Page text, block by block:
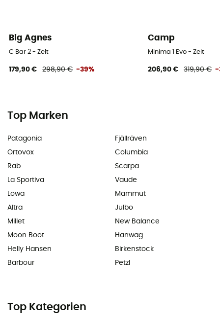
Big Agnes
C Bar 2 - Zelt
179,90 € 298,90 € -39%
Camp
Minima 1 Evo - Zelt
206,90 € 319,90 € -
Top Marken
Patagonia
Ortovox
Rab
La Sportiva
Lowa
Altra
Millet
Moon Boot
Helly Hansen
Barbour
Fjällräven
Columbia
Scarpa
Vaude
Mammut
Julbo
New Balance
Hanwag
Birkenstock
Petzl
Top Kategorien